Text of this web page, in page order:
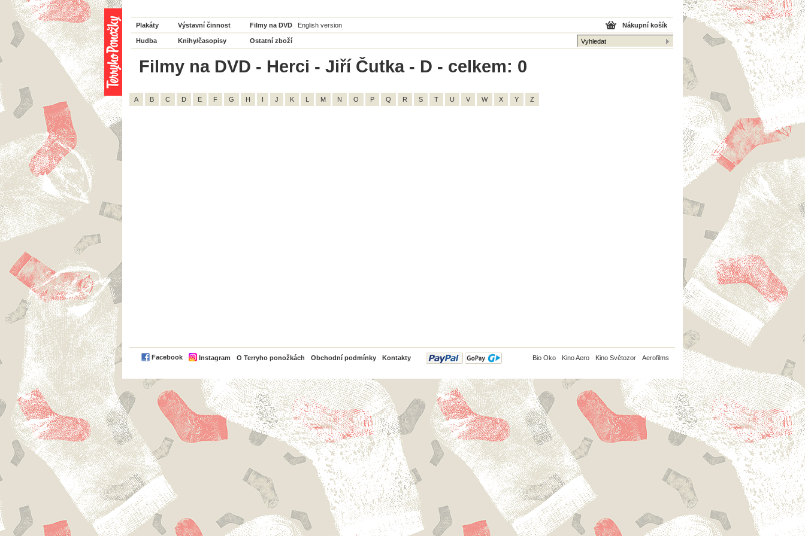
Plakáty Výstavní činnost Filmy na DVD English version
Hudba Knihy/časopisy Ostatní zboží
Nákupní košík
Filmy na DVD - Herci - Jiří Čutka - D - celkem: 0
A B C D E F G H I J K L M N O P Q R S T U V W X Y Z
Facebook Instagram O Terryho ponožkách Obchodní podmínky Kontakty
PayPal Bio Oko Kino Aero Kino Světozor Aerofilms